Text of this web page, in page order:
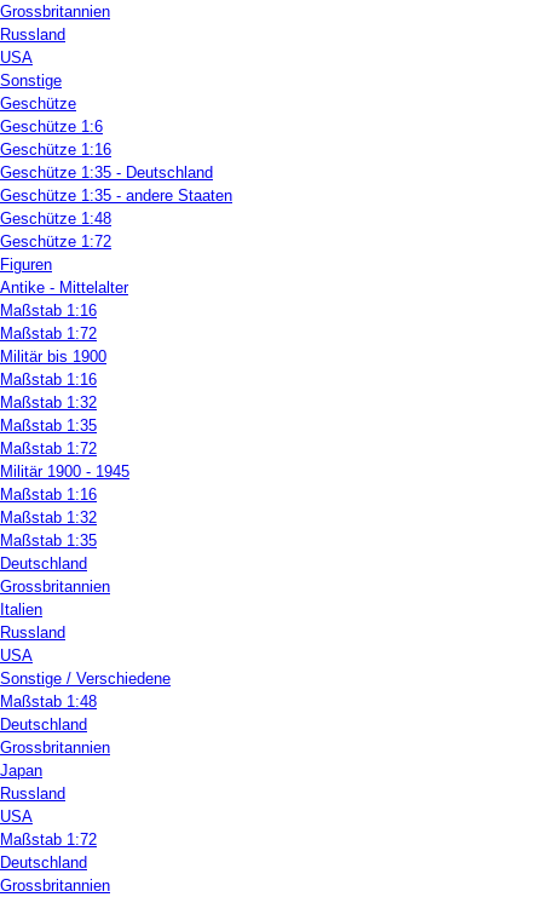
Grossbritannien
Russland
USA
Sonstige
Geschütze
Geschütze 1:6
Geschütze 1:16
Geschütze 1:35 - Deutschland
Geschütze 1:35 - andere Staaten
Geschütze 1:48
Geschütze 1:72
Figuren
Antike - Mittelalter
Maßstab 1:16
Maßstab 1:72
Militär bis 1900
Maßstab 1:16
Maßstab 1:32
Maßstab 1:35
Maßstab 1:72
Militär 1900 - 1945
Maßstab 1:16
Maßstab 1:32
Maßstab 1:35
Deutschland
Grossbritannien
Italien
Russland
USA
Sonstige / Verschiedene
Maßstab 1:48
Deutschland
Grossbritannien
Japan
Russland
USA
Maßstab 1:72
Deutschland
Grossbritannien